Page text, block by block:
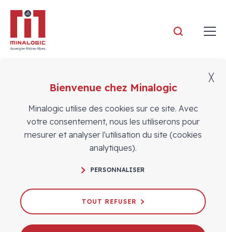
Actualités
05/06/2020
Bienvenue chez Minalogic
Minalogic utilise des cookies sur ce site. Avec
votre consentement, nous les utiliserons pour
mesurer et analyser l'utilisation du site (cookies
analytiques).
PERSONNALISER
TOUT REFUSER
╳